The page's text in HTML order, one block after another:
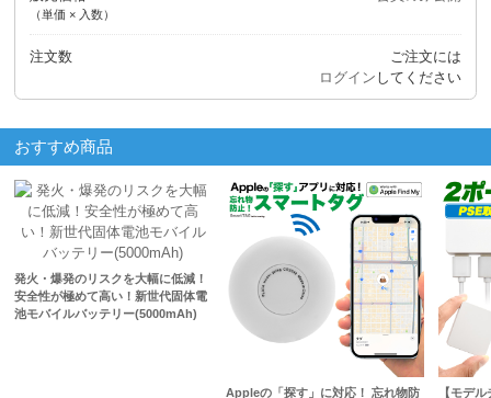
（単価 × 入数）
注文数
ご注文には
ログイン してください
おすすめ商品
発火・爆発のリスクを大幅に低減！
安全性が極めて高い！新世代固体電
池モバイルバッテリー(5000mAh)
Appleの「探す」に対応！ 忘れ物防
【モデ